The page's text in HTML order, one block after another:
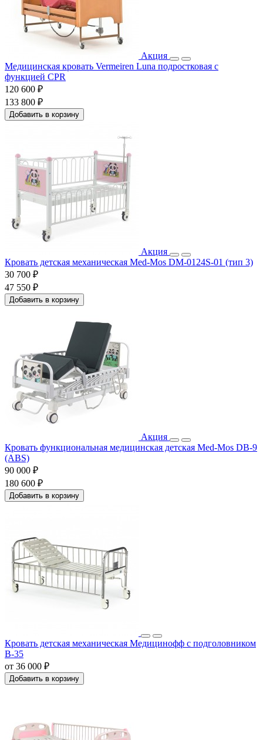
Акция
Медицинская кровать Vermeiren Luna подростковая с
функцией CPR
120 600 ₽
133 800 ₽
Добавить в корзину
Акция
Кровать детская механическая Med-Mos DM-0124S-01 (тип 3)
30 700 ₽
47 550 ₽
Добавить в корзину
Акция
Кровать функциональная медицинская детская Med-Mos DB-9
(ABS)
90 000 ₽
180 600 ₽
Добавить в корзину
Кровать детская механическая Медицинофф с подголовником
B-35
от 36 000 ₽
Добавить в корзину